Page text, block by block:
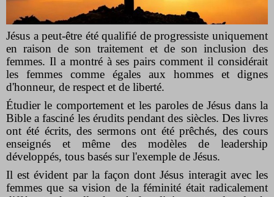
Jésus a peut-être été qualifié de progressiste uniquement
en raison de son traitement et de son inclusion des
femmes. Il a montré à ses pairs comment il considérait
les femmes comme égales aux hommes et dignes
d'honneur, de respect et de liberté.
Étudier le comportement et les paroles de Jésus dans la
Bible a fasciné les érudits pendant des siècles. Des livres
ont été écrits, des sermons ont été prêchés, des cours
enseignés et même des modèles de leadership
développés, tous basés sur l'exemple de Jésus.
Il est évident par la façon dont Jésus interagit avec les
femmes que sa vision de la féminité était radicalement